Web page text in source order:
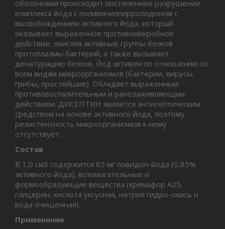
оболочками происходит постепенное разрушение
комплекса йода с поливинилпирролидоном с
высвобождением активного йода, который
оказывает выраженное противомикробное
действие, окисляя активные группы белков
протоплазмы бактерий, а также вызывает
денатурацию белков. Йод активен по отношению ко
всем видам микроорганизмов (бактерии, вирусы,
грибы, простейшие). Обладает выраженным
противовоспалительным и ранозаживляющим
действием. ДИСЕПТИН является антисептическим
средством на основе активного йода, поэтому
резистентность микроорганизмов к нему
отсутствует.
Состав
В 1,0 см3 содержится 85 мг повидон-йода (0,85%
активного йода), вспомогательные и
формообразующие вещества (кремафор А25,
глицерин, кислота уксусная, натрия гидро-окись и
вода очищенная).
Применение